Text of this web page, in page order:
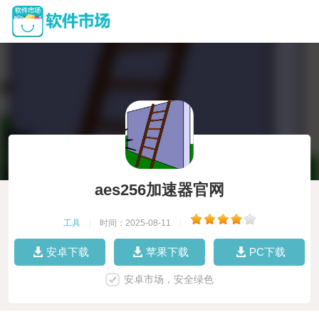
aes256加速器官网
工具 时间：2025-08-11
安卓下载 苹果下载 PC下载
安卓市场，安全绿色